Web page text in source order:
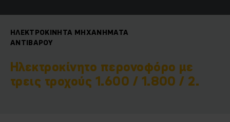
ΗΛΕΚΤΡΟΚΊΝΗΤΑ ΜΗΧΑΝΉΜΑΤΑ
ΑΝΤΙΒΆΡΟΥ
Ηλεκτροκίνητο περονοφόρο με
τρεις τροχούς 1.600 / 1.800 / 2.